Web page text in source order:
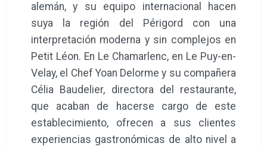
alemán, y su equipo internacional hacen
suya la región del Périgord con una
interpretación moderna y sin complejos en
Petit Léon. En Le Chamarlenc, en Le Puy-en-
Velay, el Chef Yoan Delorme y su compañera
Célia Baudelier, directora del restaurante,
que acaban de hacerse cargo de este
establecimiento, ofrecen a sus clientes
experiencias gastronómicas de alto nivel a